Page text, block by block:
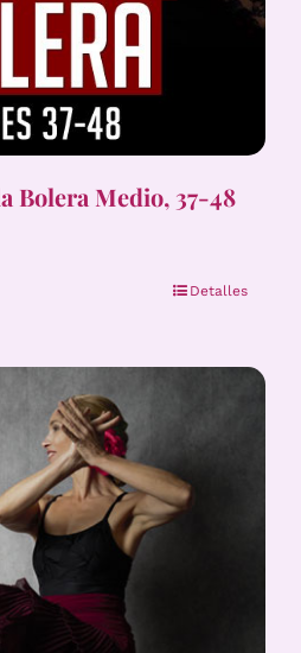
Bolera Medio, 37-48
Detalles